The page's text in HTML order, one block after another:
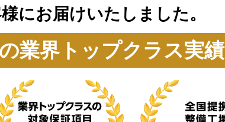
にお届けいたしました。
業界トップクラス実績